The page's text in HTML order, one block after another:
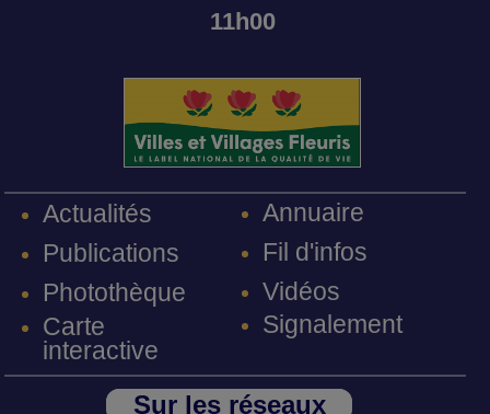
11h00
Actualités
Publications
Photothèque
Carte
interactive
Annuaire
Fil d'infos
Vidéos
Signalement
Sur les réseaux